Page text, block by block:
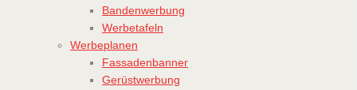
Bandenwerbung
Werbetafeln
Werbeplanen
Fassadenbanner
Gerüstwerbung